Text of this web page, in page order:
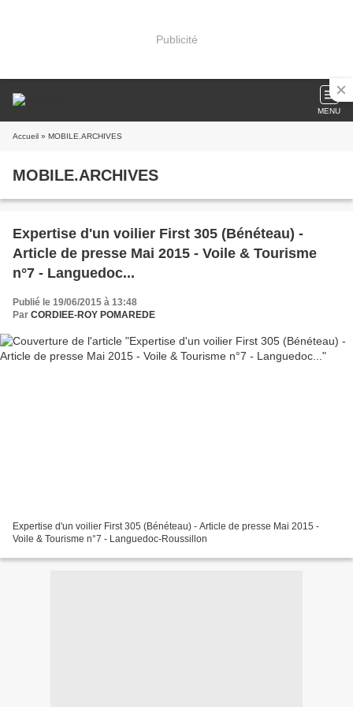
Publicité
MENU
Accueil » MOBILE.ARCHIVES
MOBILE.ARCHIVES
Expertise d'un voilier First 305 (Bénéteau) -
Article de presse Mai 2015 - Voile & Tourisme
n°7 - Languedoc...
Publié le 19/06/2015 à 13:48
Par CORDIEE-ROY POMAREDE
Expertise d'un voilier First 305 (Bénéteau) - Article de presse Mai 2015 -
Voile & Tourisme n°7 - Languedoc-Roussillon